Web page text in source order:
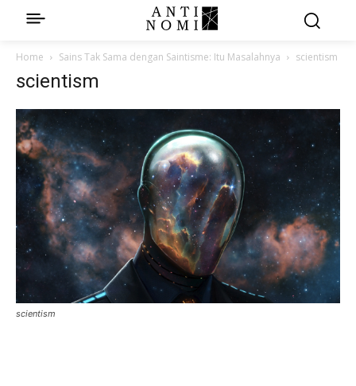
Home Sains Tak Sama dengan Saintisme: Itu Masalahnya scientism
scientism
scientism